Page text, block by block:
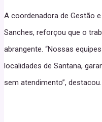
A coordenadora de Gestão
Sanches, reforçou que o
abrangente. “Nossas
localidades de Santana,
sem atendimento”, destacou.